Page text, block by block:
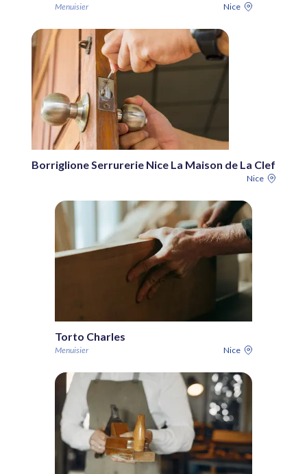
Menuisier Nice
Borriglione Serrurerie Nice La Maison de La Clef
Nice
Torto Charles
Menuisier Nice